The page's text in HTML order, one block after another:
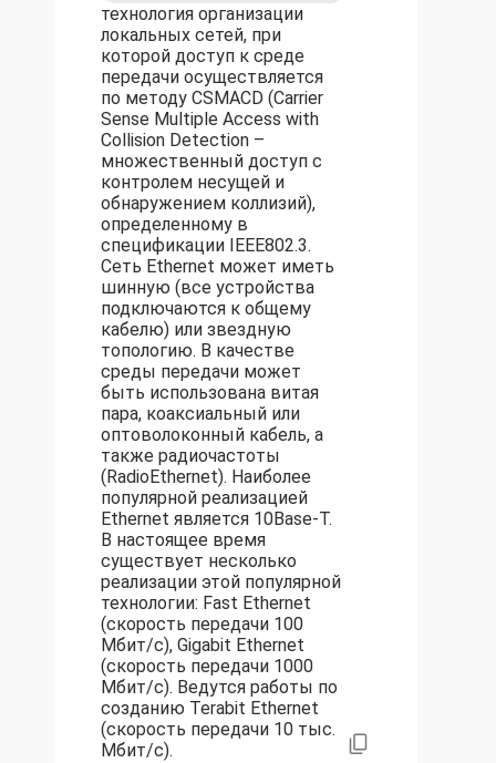
технология организации
локальных сетей, при
которой доступ к среде
передачи осуществляется
по методу CSMACD (Carrier
Sense Multiple Access with
Collision Detection –
множественный доступ с
контролем несущей и
обнаружением коллизий),
определенному в
спецификации IEEE802.3.
Сеть Ethernet может иметь
шинную (все устройства
подключаются к общему
кабелю) или звездную
топологию. В качестве
среды передачи может
быть использована витая
пара, коаксиальный или
оптоволоконный кабель, а
также радиочастоты
(RadioEthernet). Наиболее
популярной реализацией
Ethernet является 10Base-T.
В настоящее время
существует несколько
реализации этой популярной
технологии: Fast Ethernet
(скорость передачи 100
Мбит/с), Gigabit Ethernet
(скорость передачи 1000
Мбит/с). Ведутся работы по
созданию Terabit Ethernet
(скорость передачи 10 тыс.
Мбит/с).